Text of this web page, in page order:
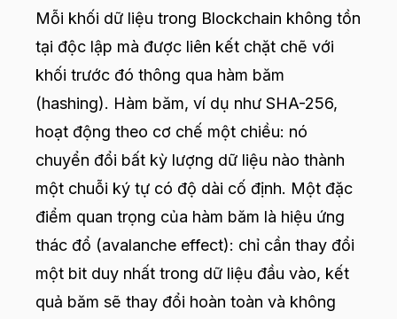
Mỗi khối dữ liệu trong Blockchain không tồn
tại độc lập mà được liên kết chặt chẽ với
khối trước đó thông qua hàm băm
(hashing). Hàm băm, ví dụ như SHA-256,
hoạt động theo cơ chế một chiều: nó
chuyển đổi bất kỳ lượng dữ liệu nào thành
một chuỗi ký tự có độ dài cố định. Một đặc
điểm quan trọng của hàm băm là hiệu ứng
thác đổ (avalanche effect): chỉ cần thay đổi
một bit duy nhất trong dữ liệu đầu vào, kết
quả băm sẽ thay đổi hoàn toàn và không